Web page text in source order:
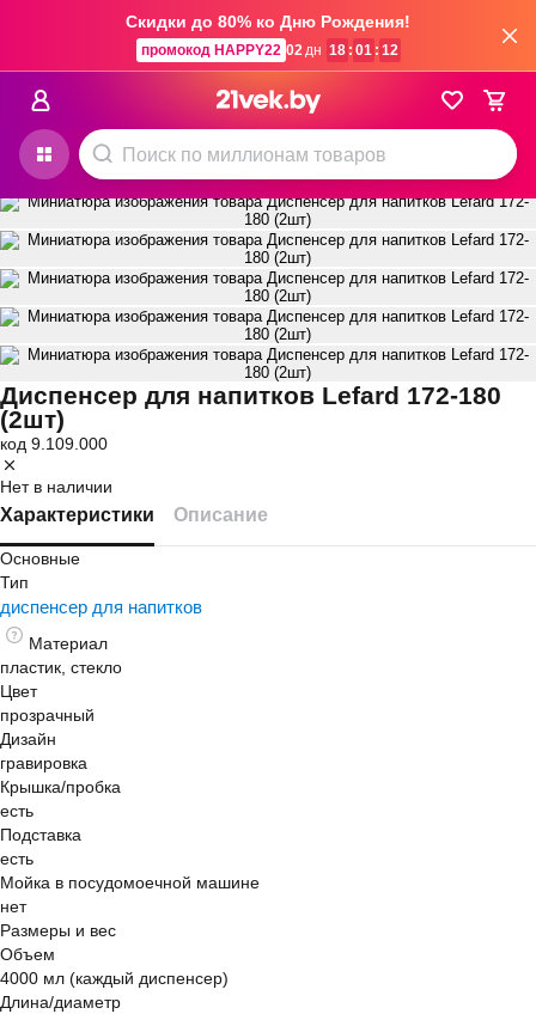
Скидки до 80% ко Дню Рождения!
промокод HAPPY22 02 дн 18 : 01 : 12
Lefard
Посуда для подачи и хранения напитков
сервировка
3 отзыва
Диспенсер для напитков Lefard 172-180
(2шт)
код 9.109.000
Нет в наличии
Характеристики Описание
Основные
Тип
диспенсер для напитков
Материал
пластик, стекло
Цвет
прозрачный
Дизайн
гравировка
Крышка/пробка
есть
Подставка
есть
Мойка в посудомоечной машине
нет
Размеры и вес
Объем
4000 мл (каждый диспенсер)
Длина/диаметр